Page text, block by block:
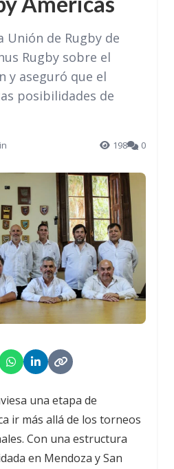
Unión de Rugby de
Rugby sobre el
y aseguró que el
posibilidades de
198 0
una etapa de
ir más allá de los torneos
Con una estructura
en Mendoza y San